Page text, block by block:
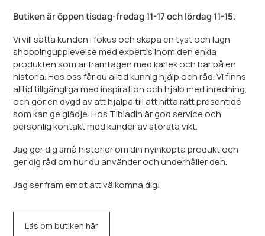
Butiken är öppen tisdag-fredag 11-17 och lördag 11-15.
Vi vill sätta kunden i fokus och skapa en tyst och lugn
shoppingupplevelse med expertis inom den enkla
produkten som är framtagen med kärlek och bär på en
historia. Hos oss får du alltid kunnig hjälp och råd. Vi finns
alltid tillgängliga med inspiration och hjälp med inredning,
och gör en dygd av att hjälpa till att hitta rätt presentidé
som kan ge glädje. Hos Tibladin är god service och
personlig kontakt med kunder av största vikt.
Jag ger dig små historier om din nyinköpta produkt och
ger dig råd om hur du använder och underhåller den.
Jag ser fram emot att välkomna dig!
Läs om butiken här